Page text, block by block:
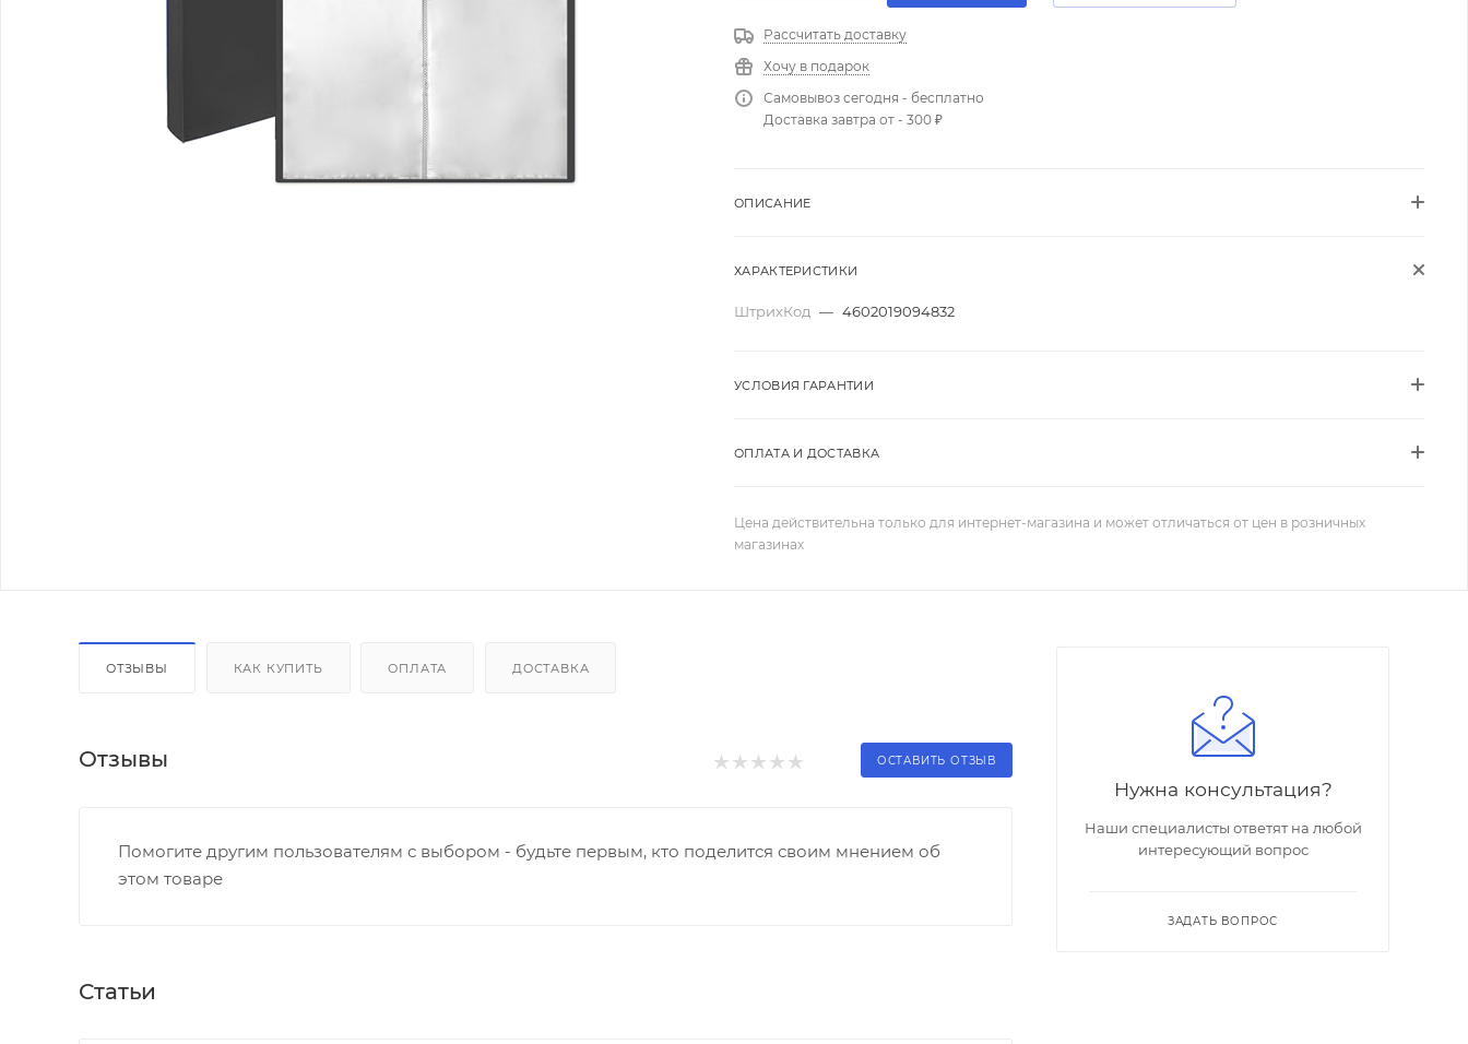
Рассчитать доставку
Хочу в подарок
Самовывоз сегодня - бесплатно
Доставка завтра от - 300 ₽
ОПИСАНИЕ
ХАРАКТЕРИСТИКИ
ШтрихКод — 4602019094832
УСЛОВИЯ ГАРАНТИИ
ОПЛАТА И ДОСТАВКА
Цена действительна только для интернет-магазина и может отличаться от цен в розничных
магазинах
ОТЗЫВЫ КАК КУПИТЬ ОПЛАТА ДОСТАВКА
Отзывы ОСТАВИТЬ ОТЗЫВ
Помогите другим пользователям с выбором - будьте первым, кто поделится своим мнением об
этом товаре
Статьи
Нужна консультация?
Наши специалисты ответят на любой
интересующий вопрос
ЗАДАТЬ ВОПРОС